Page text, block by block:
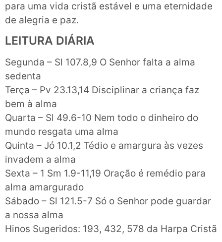
para uma vida cristã estável e uma eternidade
de alegria e paz.
LEITURA DIÁRIA
Segunda – Sl 107.8,9 O Senhor falta a alma
sedenta
Terça – Pv 23.13,14 Disciplinar a criança faz
bem à alma
Quarta – Sl 49.6-10 Nem todo o dinheiro do
mundo resgata uma alma
Quinta – Jó 10.1,2 Tédio e amargura às vezes
invadem a alma
Sexta – 1 Sm 1.9-11,19 Oração é remédio para
alma amargurado
Sábado – Sl 121.5-7 Só o Senhor pode guardar
a nossa alma
Hinos Sugeridos: 193, 432, 578 da Harpa Cristã